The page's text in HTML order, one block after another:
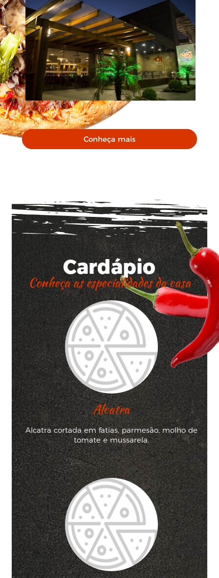
Conheça mais
Cardápio
Conheça as especialidades da casa
Alcatra
Alcatra cortada em fatias, parmesão, molho de
tomate e mussarela.